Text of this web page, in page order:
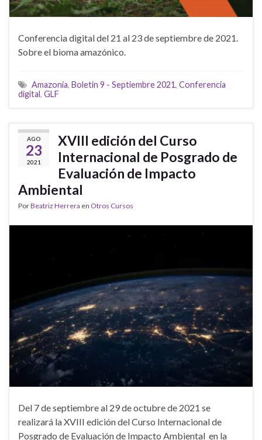
Conferencia digital del 21 al 23 de septiembre de 2021.
Sobre el bioma amazónico.
Amazonia, Boletin 9 - Septiembre 2021, Conferencia
digital, GLF
AGO
23
2021
XVIII edición del Curso
Internacional de Posgrado de
Evaluación de Impacto
Ambiental
PorBeatriz Herrera en Otros Cursos
Del 7 de septiembre al 29 de octubre de 2021 se
realizará la XVIII edición del Curso Internacional de
Posgrado de Evaluación de Impacto Ambiental en la